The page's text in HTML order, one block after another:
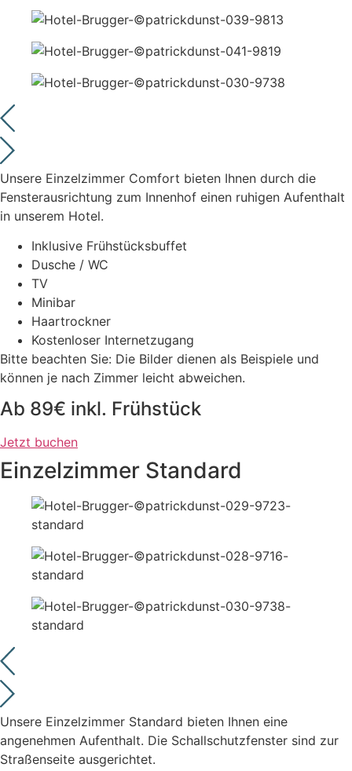
Unsere Einzelzimmer Comfort bieten Ihnen durch die
Fensterausrichtung zum Innenhof einen ruhigen Aufenthalt
in unserem Hotel.
Inklusive Frühstücksbuffet
Dusche / WC
TV
Minibar
Haartrockner
Kostenloser Internetzugang
Bitte beachten Sie: Die Bilder dienen als Beispiele und
können je nach Zimmer leicht abweichen.
Ab 89€ inkl. Frühstück
Jetzt buchen
Einzelzimmer Standard
Unsere Einzelzimmer Standard bieten Ihnen eine
angenehmen Aufenthalt. Die Schallschutzfenster sind zur
Straßenseite ausgerichtet.